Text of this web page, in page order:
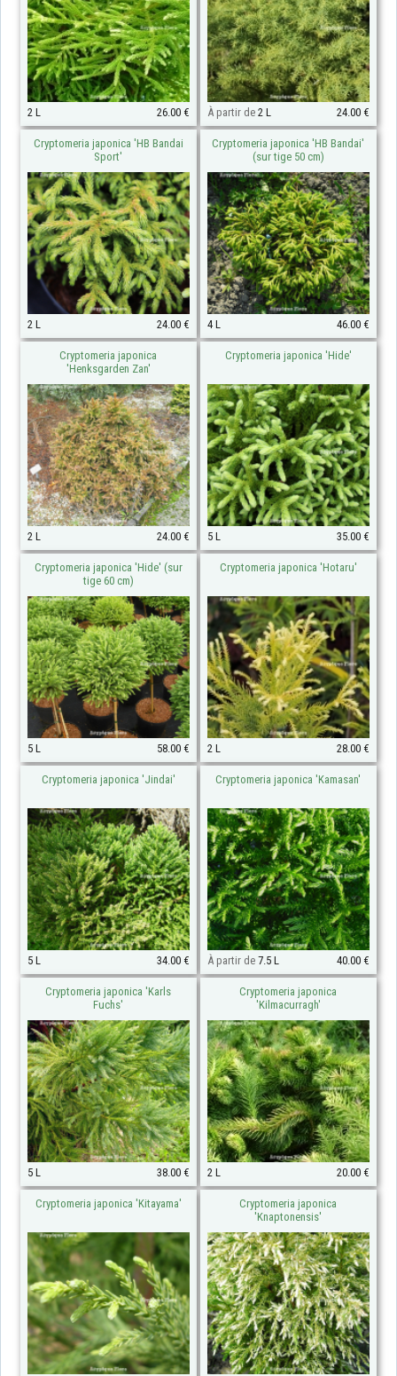
2 L 26.00 € À partir de2 L 24.00 €
Cryptomeria japonica 'HB Bandai
Sport'
2 L 24.00 €
Cryptomeria japonica 'HB Bandai'
(sur tige 50 cm)
4 L 46.00 €
Cryptomeria japonica
'Henksgarden Zan'
2 L 24.00 €
Cryptomeria japonica 'Hide'
5 L 35.00 €
Cryptomeria japonica 'Hide' (sur
tige 60 cm)
5 L 58.00 €
Cryptomeria japonica 'Hotaru'
2 L 28.00 €
Cryptomeria japonica 'Jindai'
5 L 34.00 €
Cryptomeria japonica 'Kamasan'
À partir de7.5 L 40.00 €
Cryptomeria japonica 'Karls
Fuchs'
5 L 38.00 €
Cryptomeria japonica
'Kilmacurragh'
2 L 20.00 €
Cryptomeria japonica 'Kitayama'
Cryptomeria japonica
'Knaptonensis'